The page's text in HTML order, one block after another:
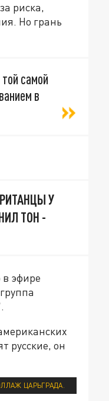
риска,
Но грань
самой
в
У
ТОН -
эфире
русские, он
ЦАРЬГРАДА.